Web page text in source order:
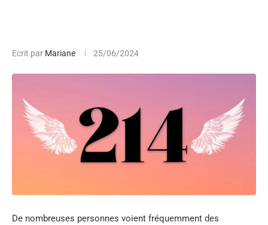
Ecrit par Mariane 25/06/2024
De nombreuses personnes voient fréquemment des